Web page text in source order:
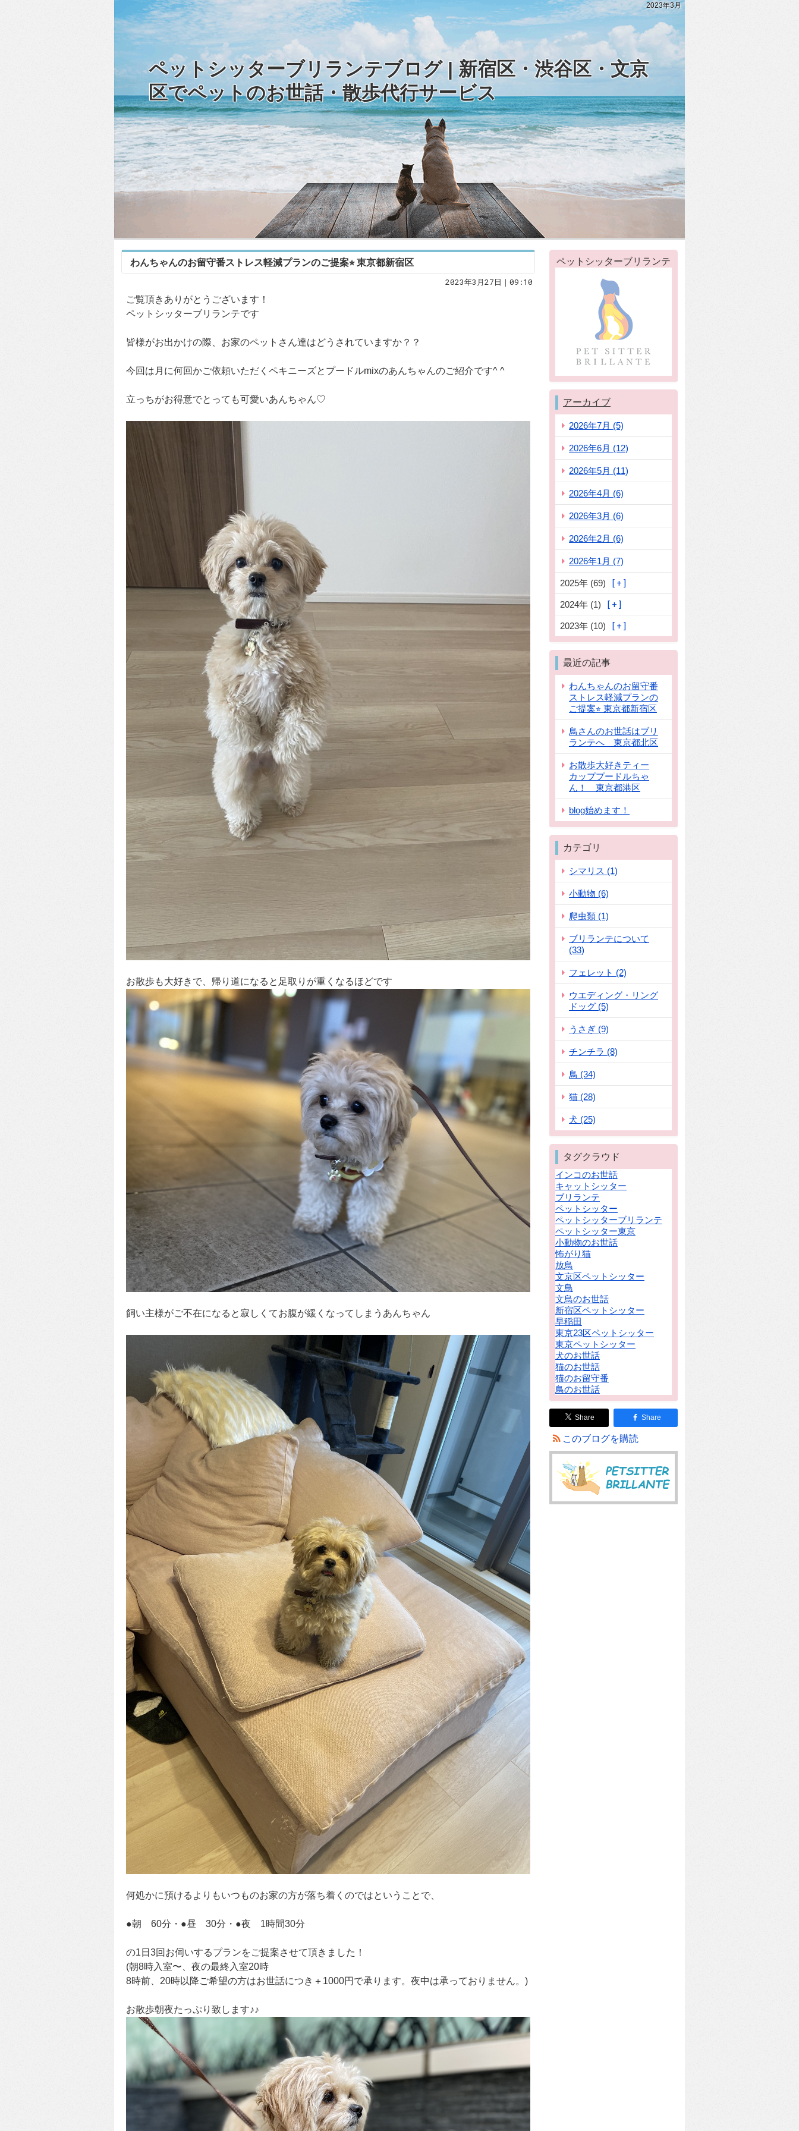
2023年3月
ペットシッターブリランテブログ | 新宿区・渋谷区・文京
区でペットのお世話・散歩代行サービス
わんちゃんのお留守番ストレス軽減プランのご提案⭐︎ 東京都新宿区
2023年3月27日｜09:10
ご覧頂きありがとうございます！
ペットシッターブリランテです
皆様がお出かけの際、お家のペットさん達はどうされていますか？？
今回は月に何回かご依頼いただくペキニーズとプードルmixのあんちゃんのご紹介です^ ^
立っちがお得意でとっても可愛いあんちゃん♡
お散歩も大好きで、帰り道になると足取りが重くなるほどです
飼い主様がご不在になると寂しくてお腹が緩くなってしまうあんちゃん
何処かに預けるよりもいつものお家の方が落ち着くのではということで、
●朝 60分・●昼 30分・●夜 1時間30分
の1日3回お伺いするプランをご提案させて頂きました！
(朝8時入室〜、夜の最終入室20時
8時前、20時以降ご希望の方はお世話につき＋1000円で承ります。夜中は承っておりません。)
お散歩朝夜たっぷり致します♪♪
ペットシッターブリランテ
アーカイブ
2026年7月 (5)
2026年6月 (12)
2026年5月 (11)
2026年4月 (6)
2026年3月 (6)
2026年2月 (6)
2026年1月 (7)
2025年 (69)
2024年 (1)
2023年 (10)
最近の記事
わんちゃんのお留守番
ストレス軽減プランの
ご提案⭐︎ 東京都新宿区
鳥さんのお世話はブリ
ランテへ 東京都北区
お散歩大好きティー
カッププードルちゃ
ん！ 東京都港区
blog始めます！
カテゴリ
シマリス (1)
小動物 (6)
爬虫類 (1)
ブリランテについて
(33)
フェレット (2)
ウエディング・リング
ドッグ (5)
うさぎ (9)
チンチラ (8)
鳥 (34)
猫 (28)
犬 (25)
タグクラウド
インコのお世話
キャットシッター
ブリランテ
ペットシッター
ペットシッターブリランテ
ペットシッター東京
小動物のお世話
怖がり猫
放鳥
文京区ペットシッター
文鳥
文鳥のお世話
新宿区ペットシッター
早稲田
東京23区ペットシッター
東京ペットシッター
犬のお世話
猫のお世話
猫のお留守番
鳥のお世話
Share Share
このブログを購読